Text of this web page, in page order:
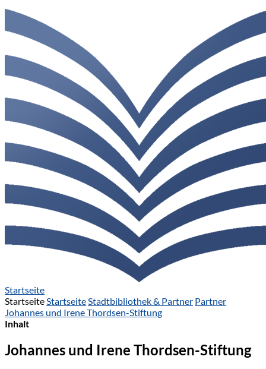
Startseite
StartseiteStartseiteStadtbibliothek & Partner Partner
Johannes und Irene Thordsen-Stiftung
Inhalt
Johannes und Irene Thordsen-Stiftung